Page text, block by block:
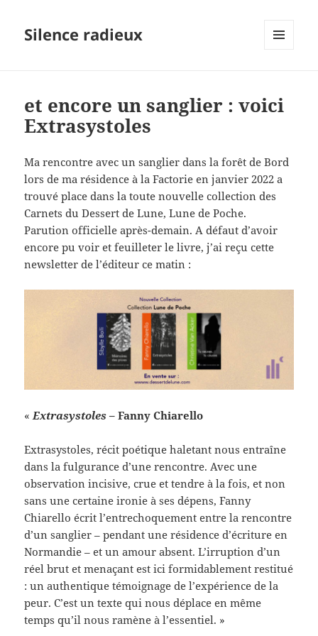
Silence radieux
et encore un sanglier : voici
Extrasystoles
Ma rencontre avec un sanglier dans la forêt de Bord
lors de ma résidence à la Factorie en janvier 2022 a
trouvé place dans la toute nouvelle collection des
Carnets du Dessert de Lune, Lune de Poche.
Parution officielle après-demain. A défaut d’avoir
encore pu voir et feuilleter le livre, j’ai reçu cette
newsletter de l’éditeur ce matin :
« Extrasystoles – Fanny Chiarello
Extrasystoles, récit poétique haletant nous entraîne
dans la fulgurance d’une rencontre. Avec une
observation incisive, crue et tendre à la fois, et non
sans une certaine ironie à ses dépens, Fanny
Chiarello écrit l’entrechoquement entre la rencontre
d’un sanglier – pendant une résidence d’écriture en
Normandie – et un amour absent. L’irruption d’un
réel brut et menaçant est ici formidablement restitué
: un authentique témoignage de l’expérience de la
peur. C’est un texte qui nous déplace en même
temps qu’il nous ramène à l’essentiel. »